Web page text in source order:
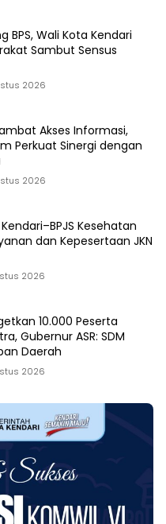
BPS, Wali Kota Kendari
Sambut Sensus
2026
Akses Informasi,
Perkuat Sinergi dengan
2026
Kesehatan
dan Kepesertaan JKN
2026
10.000 Peserta
Gubernur ASR: SDM
Daerah
2026